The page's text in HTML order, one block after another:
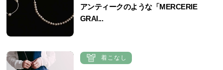
アンティークのような「MERCERIE
GRAI...
着こなし